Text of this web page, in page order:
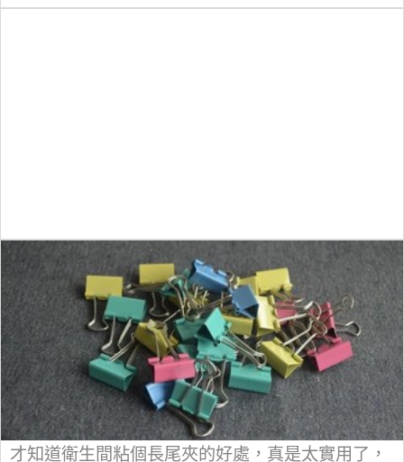
才知道衛生間粘個長尾夾的好處，真是太實用了，